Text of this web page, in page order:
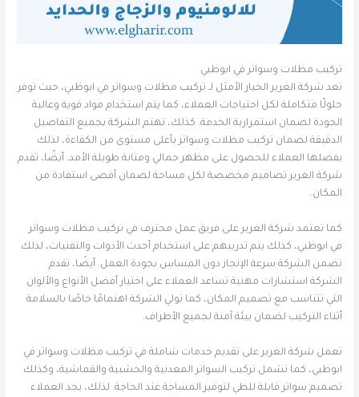
تركيب مظلات وسواتر في ابوظبي
تعد شركة الغرير الخيار الأمثل لـ تركيب مظلات وسواتر في ابوظبي، حيث توفر
حلولًا متكاملة لكل احتياجات العملاء، كما يتم استخدام مواد قوية وعالية
الجودة لضمان استمرارية الخدمة. كذلك، تهتم الشركة بجميع التفاصيل
الدقيقة لضمان تركيب مظلات وسواتر بأعلى مستوى من الكفاءة، لذلك
يفضلها العملاء للحصول على مظهر جمالي ومتانة طويلة الأمد. أيضًا، تقدم
شركة الغرير تصاميم مخصصة لكل مساحة لضمان أقصى استفادة من
المكان.
كما تعتمد شركة الغرير على فريق عمل محترف في تركيب مظلات وسواتر
في ابوظبي، كذلك يتم تدريبهم على استخدام أحدث الأدوات والتقنيات، لذلك
تضمن الشركة سرعة الإنجاز دون المساس بجودة العمل. أيضًا، تقدم
الشركة استشارات مهنية تساعد العملاء على اختيار أفضل الأنواع والألوان
التي تتناسب مع تصميم المكان، كما تولي الشركة اهتمامًا خاصًا بالسلامة
أثناء التركيب لضمان بيئة آمنة لجميع الأطراف.
تعمل شركة الغرير على تقديم خدمات شاملة في تركيب مظلات وسواتر في
ابوظبي، كما تشمل تركيب السواتر المعدنية والخشبية والقماشية، وكذلك
تصميم سواتر قابلة للطي لتوفير المساحة عند الحاجة. لذلك، يجد العملاء